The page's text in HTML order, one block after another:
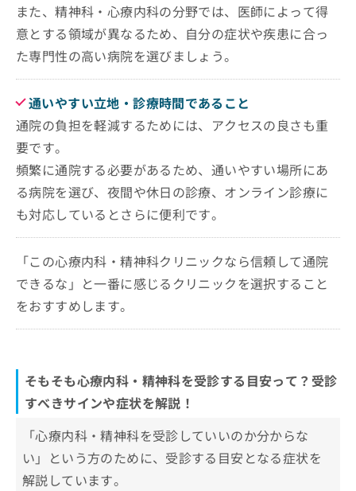
また、精神科・心療内科の分野では、医師によって得
意とする領域が異なるため、自分の症状や疾患に合っ
た専門性の高い病院を選びましょう。
通いやすい立地・診療時間であること
通院の負担を軽減するためには、アクセスの良さも重
要です。
頻繁に通院する必要があるため、通いやすい場所にあ
る病院を選び、夜間や休日の診療、オンライン診療に
も対応しているとさらに便利です。
「この心療内科・精神科クリニックなら信頼して通院
できるな」と一番に感じるクリニックを選択すること
をおすすめします。
そもそも心療内科・精神科を受診する目安って？受診
すべきサインや症状を解説！
「心療内科・精神科を受診していいのか分からな
い」という方のために、受診する目安となる症状を
解説しています。